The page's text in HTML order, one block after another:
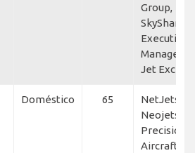
Group,
SkyShare,
Executive
Jet
Doméstico 65
NetJets,
Neojets,
Precision
Aircraft